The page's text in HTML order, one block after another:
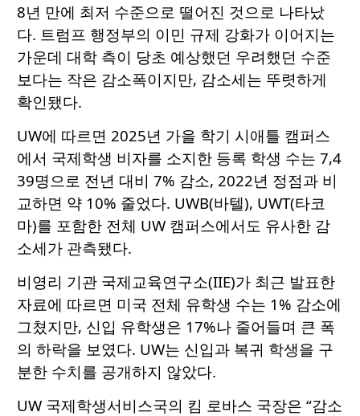
8년 만에 최저 수준으로 떨어진 것으로 나타났
다. 트럼프 행정부의 이민 규제 강화가 이어지는
가운데 대학 측이 당초 예상했던 우려했던 수준
보다는 작은 감소폭이지만, 감소세는 뚜렷하게
확인됐다.
UW에 따르면 2025년 가을 학기 시애틀 캠퍼스
에서 국제학생 비자를 소지한 등록 학생 수는 7,4
39명으로 전년 대비 7% 감소, 2022년 정점과 비
교하면 약 10% 줄었다. UWB(바텔), UWT(타코
마)를 포함한 전체 UW 캠퍼스에서도 유사한 감
소세가 관측됐다.
비영리 기관 국제교육연구소(IIE)가 최근 발표한
자료에 따르면 미국 전체 유학생 수는 1% 감소에
그쳤지만, 신입 유학생은 17%나 줄어들며 큰 폭
의 하락을 보였다. UW는 신입과 복귀 학생을 구
분한 수치를 공개하지 않았다.
UW 국제학생서비스국의 킴 로바스 국장은 “감소